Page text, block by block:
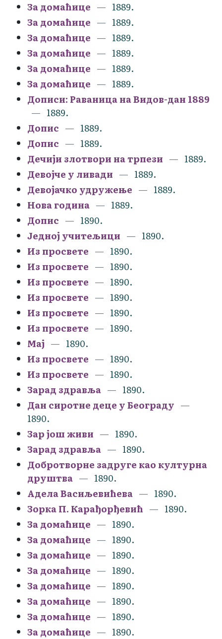
За домаћице
1889.
За домаћице
1889.
За домаћице
1889.
За домаћице
1889.
За домаћице
1889.
За домаћице
1889.
Дописи: Раваница на Видов-дан 1889
1889.
Допис
1889.
Допис
1889.
Дечији злотвори на трпези
1889.
Девојче у ливади
1889.
Девојачко удружење
1889.
Нова година
1889.
Допис
1890.
Једној учитељици
1890.
Из просвете
1890.
Из просвете
1890.
Из просвете
1890.
Из просвете
1890.
Из просвете
1890.
Из просвете
1890.
Мај
1890.
Из просвете
1890.
Из просвете
1890.
Зарад здравља
1890.
Дан сиротне деце у Београду
1890.
Зар још живи
1890.
Зарад здравља
1890.
Добротворне задруге као културна
друштва
1890.
Адела Васиљевићева
1890.
Зорка П. Карађорђевић
1890.
За домаћице
1890.
За домаћице
1890.
За домаћице
1890.
За домаћице
1890.
За домаћице
1890.
За домаћице
1890.
За домаћице
1890.
За домаћице
1890.